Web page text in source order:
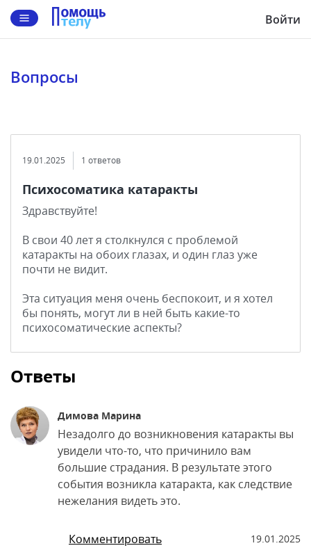
Войти
Вопросы
19.01.2025 1 ответов
Психосоматика катаракты
Здравствуйте!
В свои 40 лет я столкнулся с проблемой
катаракты на обоих глазах, и один глаз уже
почти не видит.
Эта ситуация меня очень беспокоит, и я хотел
бы понять, могут ли в ней быть какие-то
психосоматические аспекты?
Ответы
Димова Марина
Незадолго до возникновения катаракты вы
увидели что-то, что причинило вам
большие страдания. В результате этого
события возникла катаракта, как следствие
нежелания видеть это.
Комментировать 19.01.2025